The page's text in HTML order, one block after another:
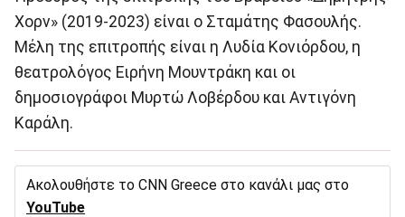
Χορν» (2019-2023) είναι ο Σταμάτης Φασουλής.
Μέλη της επιτροπής είναι η Λυδία Κονιόρδου, η
θεατρολόγος Ειρήνη Μουντράκη και οι
δημοσιογράφοι Μυρτώ Λοβέρδου και Αντιγόνη
Καράλη.
Ακολουθήστε το CNN Greece στο κανάλι μας στο
YouTube